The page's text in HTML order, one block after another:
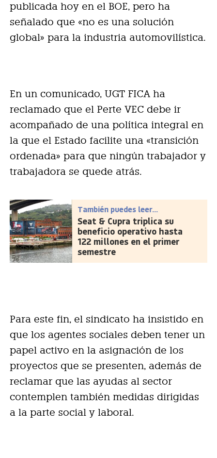
publicada hoy en el BOE, pero ha
señalado que «no es una solución
global» para la industria automovilística.
En un comunicado, UGT FICA ha
reclamado que el Perte VEC debe ir
acompañado de una política integral en
la que el Estado facilite una «transición
ordenada» para que ningún trabajador y
trabajadora se quede atrás.
También puedes leer...
Seat & Cupra triplica su
beneficio operativo hasta
122 millones en el primer
semestre
Para este fin, el sindicato ha insistido en
que los agentes sociales deben tener un
papel activo en la asignación de los
proyectos que se presenten, además de
reclamar que las ayudas al sector
contemplen también medidas dirigidas
a la parte social y laboral.